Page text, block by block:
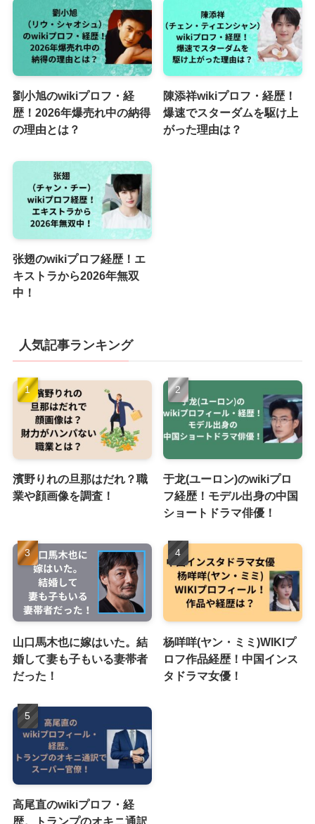
劉小旭のwikiプロフ・経
歴！2026年爆売れ中の納得
の理由とは？
陳添祥wikiプロフ・経歴！
爆速でスターダムを駆け上
がった理由は？
张翅のwikiプロフ経歴！エ
キストラから2026年無双
中！
人気記事ランキング
濱野りれの旦那はだれ？職
業や顔画像を調査！
于龙(ユーロン)のwikiプロ
フ経歴！モデル出身の中国
ショートドラマ俳優！
山口馬木也に嫁はいた。結
婚して妻も子もいる妻帯者
だった！
杨咩咩(ヤン・ミミ)WIKIプ
ロフ作品経歴！中国インス
タドラマ女優！
高尾直のwikiプロフ・経
歴。トランプのオキニ通訳